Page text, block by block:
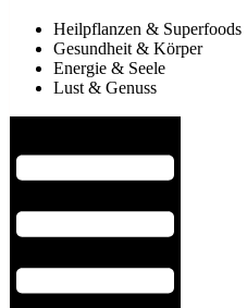
Heilpflanzen & Superfoods
Gesundheit & Körper
Energie & Seele
Lust & Genuss